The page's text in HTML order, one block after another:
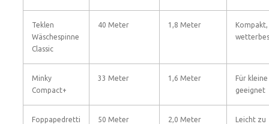
Teklen
Wäschespinne
Classic
40 Meter 1,8 Meter
Kompakt,
Minky
Compact+
33 Meter 1,6 Meter
Für
geeignet
Foppapedretti
50 Meter 2,0 Meter
Leicht zu